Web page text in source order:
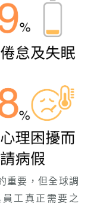
重要，但全球調
工真正需要之